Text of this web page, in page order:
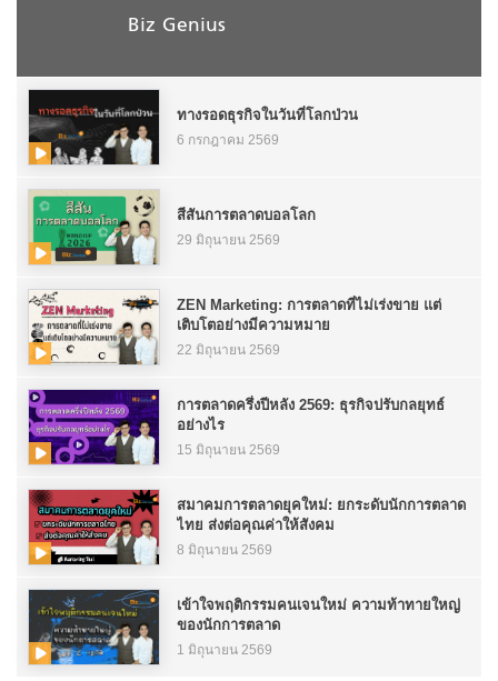
Biz Genius
ทางรอดธุรกิจในวันที่โลกป่วน
6 กรกฎาคม 2569
สีสันการตลาดบอลโลก
29 มิถุนายน 2569
ZEN Marketing: การตลาดที่ไม่เร่งขาย แต่
เติบโตอย่างมีความหมาย
22 มิถุนายน 2569
การตลาดครึ่งปีหลัง 2569: ธุรกิจปรับกลยุทธ์
อย่างไร
15 มิถุนายน 2569
สมาคมการตลาดยุคใหม่: ยกระดับนักการตลาด
ไทย ส่งต่อคุณค่าให้สังคม
8 มิถุนายน 2569
เข้าใจพฤติกรรมคนเจนใหม่ ความท้าทายใหญ่
ของนักการตลาด
1 มิถุนายน 2569